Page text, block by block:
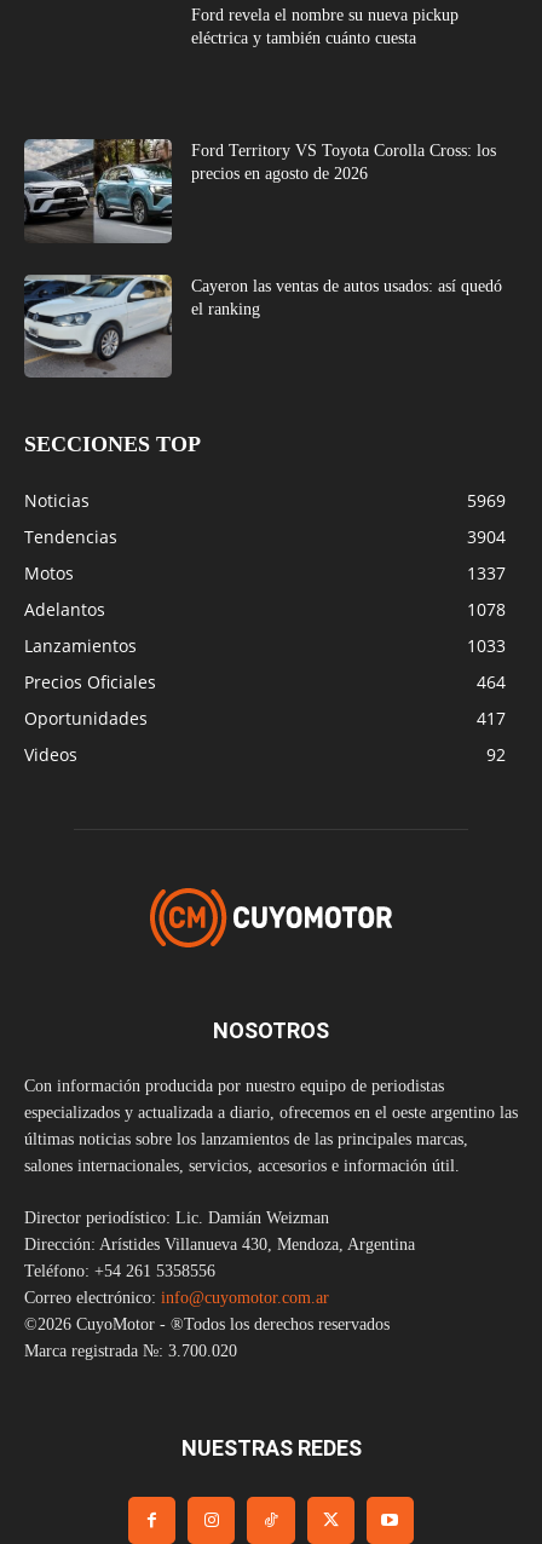
Ford revela el nombre su nueva pickup
eléctrica y también cuánto cuesta
Ford Territory VS Toyota Corolla Cross: los
precios en agosto de 2026
Cayeron las ventas de autos usados: así quedó
el ranking
SECCIONES TOP
Noticias
5969
Tendencias
3904
Motos
1337
Adelantos
1078
Lanzamientos
1033
Precios Oficiales
464
Oportunidades
417
Videos
92
NOSOTROS
Con información producida por nuestro equipo de periodistas
especializados y actualizada a diario, ofrecemos en el oeste argentino las
últimas noticias sobre los lanzamientos de las principales marcas,
salones internacionales, servicios, accesorios e información útil.
Director periodístico: Lic. Damián Weizman
Dirección: Arístides Villanueva 430, Mendoza, Argentina
Teléfono: +54 261 5358556
Correo electrónico: info@cuyomotor.com.ar
©2026 CuyoMotor - ®Todos los derechos reservados
Marca registrada №: 3.700.020
NUESTRAS REDES